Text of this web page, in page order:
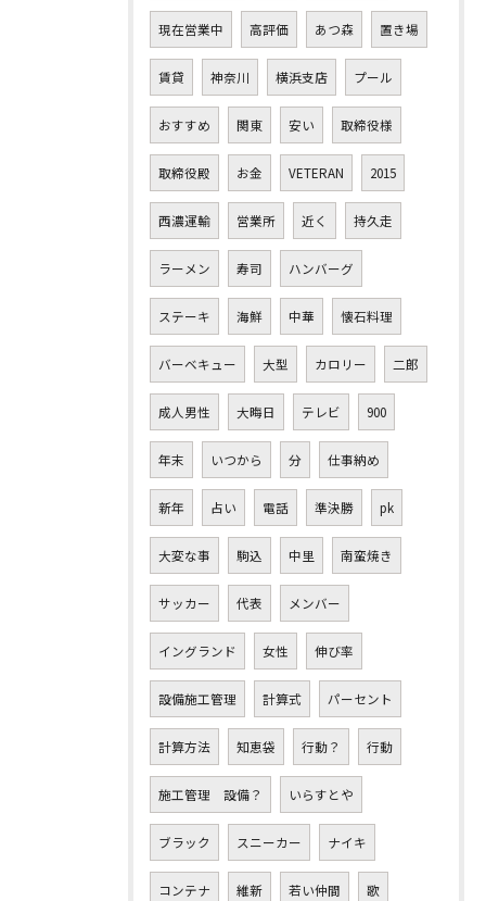
現在営業中 高評価 あつ森 置き場
賃貸 神奈川 横浜支店 プール
おすすめ 関東 安い 取締役様
取締役殿 お金 VETERAN 2015
西濃運輸 営業所 近く 持久走
ラーメン 寿司 ハンバーグ
ステーキ 海鮮 中華 懐石料理
バーベキュー 大型 カロリー 二郎
成人男性 大晦日 テレビ 900
年末 いつから 分 仕事納め
新年 占い 電話 準決勝 pk
大変な事 駒込 中里 南蛮焼き
サッカー 代表 メンバー
イングランド 女性 伸び率
設備施工管理 計算式 パーセント
計算方法 知恵袋 行動？ 行動
施工管理 設備？ いらすとや
ブラック スニーカー ナイキ
コンテナ 維新 若い仲間 歌